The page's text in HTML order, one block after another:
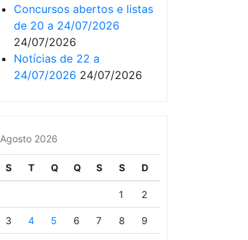
Concursos abertos e listas
de 20 a 24/07/2026
24/07/2026
Notícias de 22 a
24/07/2026 24/07/2026
Agosto 2026
S T Q Q S S D
1 2
3 4 5 6 7 8 9